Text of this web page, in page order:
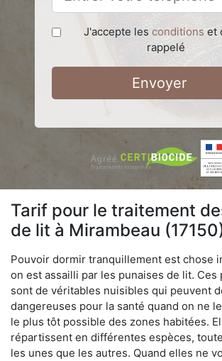
J'accepte les conditions et
rappelé
Envoyer
Tarif pour le traitement
de lit à Mirambeau
Pouvoir dormir tranquillement est chose
on est assailli par les punaises de lit. Ces
sont de véritables nuisibles qui peuvent
dangereuses pour la santé quand on ne
le plus tôt possible des zones habitées.
répartissent en différentes espèces,
les unes que les autres. Quand elles ne